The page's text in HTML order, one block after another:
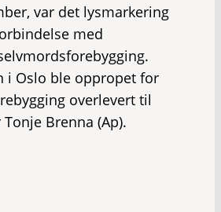
var det lysmarkering
med
i Oslo ble oppropet for
overlevert til
Brenna (Ap).